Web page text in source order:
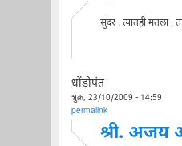
सुंदर . त्यातही मतला ,
धोंडोपंत
शुक्र, 23/10/2009 - 14:59
permalink
श्री. अजय